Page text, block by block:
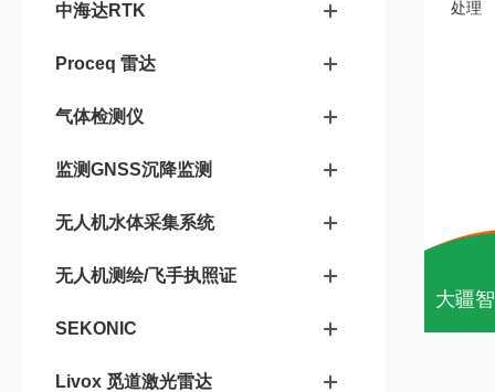
中海达RTK
Proceq 雷达
气体检测仪
监测GNSS沉降监测
无人机水体采集系统
无人机测绘/飞手执照证
SEKONIC
Livox 觅道激光雷达